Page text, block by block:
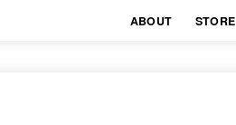
ABOUT STORE